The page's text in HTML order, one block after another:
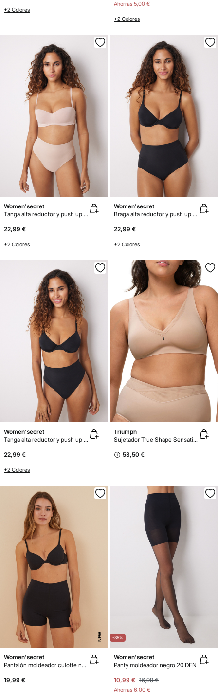
+2 Colores
Ahorras 5,00 €
+2 Colores
Women'secret
Tanga alta reductor y push up nude
22,99 €
+2 Colores
Women'secret
Braga alta reductor y push up negro
22,99 €
+2 Colores
Women'secret
Tanga alta reductor y push up negro
22,99 €
+2 Colores
Triumph
Sujetador True Shape Sensation
53,50 €
NEW
Women'secret
Pantalón moldeador culotte negro
19,99 €
-35%
Women'secret
Panty moldeador negro 20 DEN
10,99 € 16,99 €
Ahorras 6,00 €